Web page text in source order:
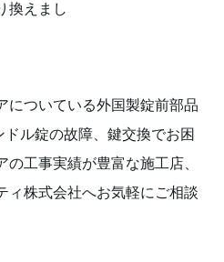
換えまし
についている外国製錠前部品
ル錠の故障、鍵交換でお困
の工事実績が豊富な施工店、
ィ株式会社へお気軽にご相談